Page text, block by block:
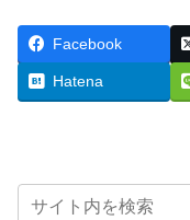
Facebook
Hatena